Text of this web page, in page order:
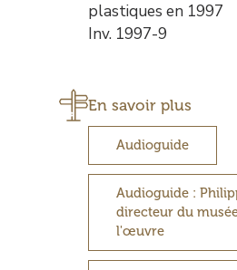
plastiques en 1997
Inv. 1997-9
En savoir plus
Audioguide
Audioguide :
directeur du
l'œuvre